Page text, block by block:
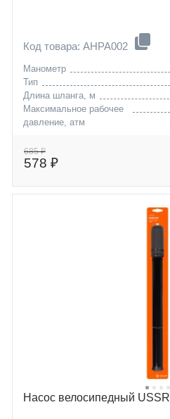
Код товара: AHPA002
Манометр
Тип
Длина шланга, м
Максимальное рабочее
давление, атм
685 ₽
578 ₽
Насос велосипедный USSR